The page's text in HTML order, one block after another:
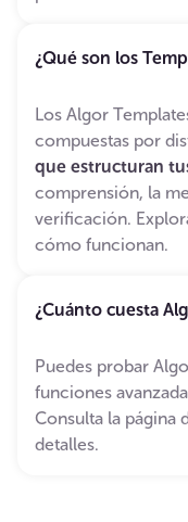
¿Qué son los
Los Algor
compuestas por
que estructuran
comprensión, la
verificación.
cómo funcionan.
¿Cuánto cuesta
Puedes probar
funciones
Consulta la página
detalles.